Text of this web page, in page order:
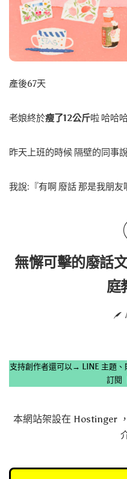
產後67天
老娘終於瘦了12公斤啦 哈哈
昨天上班的時候 隔壁的同事
我說:『有啊 廢話 那是我朋友
無懈可擊的廢話
庭
支持創作者還可以→ LINE 主題、
訂閱
本網站架設在 Hostinger